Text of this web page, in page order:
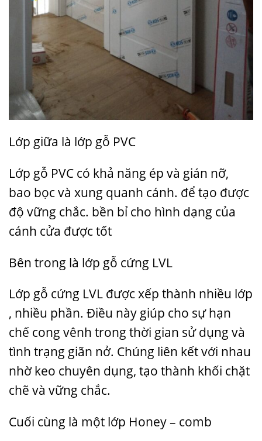
Lớp giữa là lớp gỗ PVC
Lớp gỗ PVC có khả năng ép và gián nỡ,
bao bọc và xung quanh cánh. để tạo được
độ vững chắc. bền bỉ cho hình dạng của
cánh cửa được tốt
Bên trong là lớp gỗ cứng LVL
Lớp gỗ cứng LVL được xếp thành nhiều lớp
, nhiều phần. Điều này giúp cho sự hạn
chế cong vênh trong thời gian sử dụng và
tình trạng giãn nở. Chúng liên kết với nhau
nhờ keo chuyên dụng, tạo thành khối chặt
chẽ và vững chắc.
Cuối cùng là một lớp Honey – comb